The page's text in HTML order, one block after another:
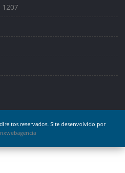
1207
reservados. Site desenvolvido por